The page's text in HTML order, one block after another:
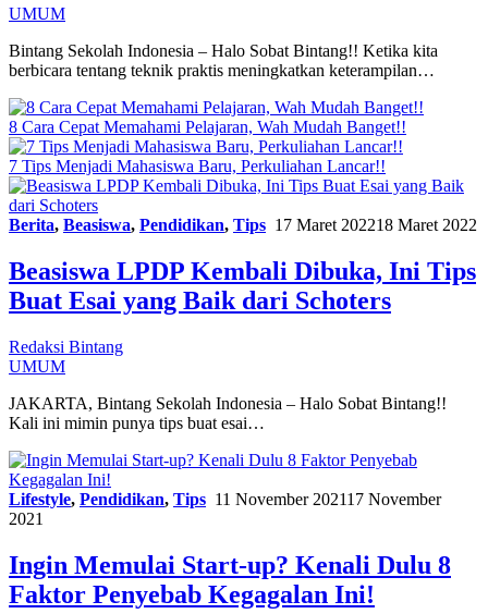
UMUM
Bintang Sekolah Indonesia – Halo Sobat Bintang!! Ketika kita
berbicara tentang teknik praktis meningkatkan keterampilan…
8 Cara Cepat Memahami Pelajaran, Wah Mudah Banget!!
7 Tips Menjadi Mahasiswa Baru, Perkuliahan Lancar!!
Berita, Beasiswa, Pendidikan, Tips 17 Maret 202218 Maret 2022
Beasiswa LPDP Kembali Dibuka, Ini Tips
Buat Esai yang Baik dari Schoters
Redaksi Bintang
UMUM
JAKARTA, Bintang Sekolah Indonesia – Halo Sobat Bintang!!
Kali ini mimin punya tips buat esai…
Lifestyle, Pendidikan, Tips 11 November 202117 November
2021
Ingin Memulai Start-up? Kenali Dulu 8
Faktor Penyebab Kegagalan Ini!